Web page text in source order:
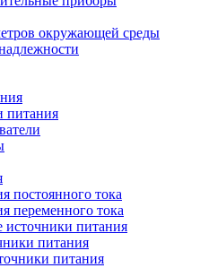
окружающей среды
питания
постоянного тока
переменного тока
питания
питания
питания